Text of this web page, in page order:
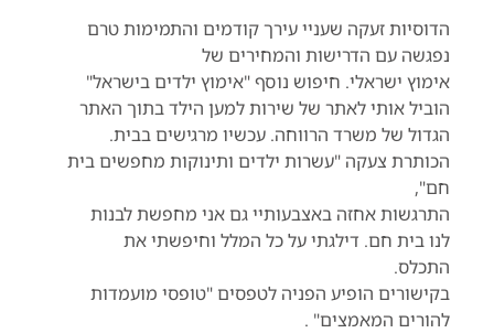
הדוסיות זעקה שעניי עירך קודמים והתמימות טרם
נפגשה עם הדרישות והמחירים של
אימוץ ישראלי. חיפוש נוסף "אימוץ ילדים בישראל"
הוביל אותי לאתר של שירות למען הילד בתוך האתר
הגדול של משרד הרווחה. עכשיו מרגישים בבית.
הכותרת צעקה "עשרות ילדים ותינוקות מחפשים בית
חם",
התרגשות אחזה באצבעותיי גם אני מחפשת לבנות
לנו בית חם. דילגתי על כל המלל וחיפשתי את
התכלס.
בקישורים הופיע הפניה לטפסים "טופסי מועמדות
להורים המאמצים" .